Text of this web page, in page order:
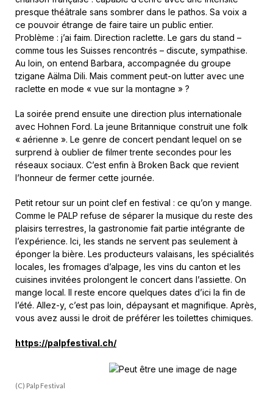
presque théâtrale sans sombrer dans le pathos. Sa voix a
ce pouvoir étrange de faire taire un public entier.
Problème : j’ai faim. Direction raclette. Le gars du stand –
comme tous les Suisses rencontrés – discute, sympathise.
Au loin, on entend Barbara, accompagnée du groupe
tzigane Aälma Dili. Mais comment peut-on lutter avec une
raclette en mode « vue sur la montagne » ?
La soirée prend ensuite une direction plus internationale
avec Hohnen Ford. La jeune Britannique construit une folk
« aérienne ». Le genre de concert pendant lequel on se
surprend à oublier de filmer trente secondes pour les
réseaux sociaux. C’est enfin à Broken Back que revient
l’honneur de fermer cette journée.
Petit retour sur un point clef en festival : ce qu’on y mange.
Comme le PALP refuse de séparer la musique du reste des
plaisirs terrestres, la gastronomie fait partie intégrante de
l’expérience. Ici, les stands ne servent pas seulement à
éponger la bière. Les producteurs valaisans, les spécialités
locales, les fromages d’alpage, les vins du canton et les
cuisines invitées prolongent le concert dans l’assiette. On
mange local. Il reste encore quelques dates d’ici la fin de
l’été. Allez-y, c’est pas loin, dépaysant et magnifique. Après,
vous avez aussi le droit de préférer les toilettes chimiques.
https://palpfestival.ch/
(C) Palp Festival